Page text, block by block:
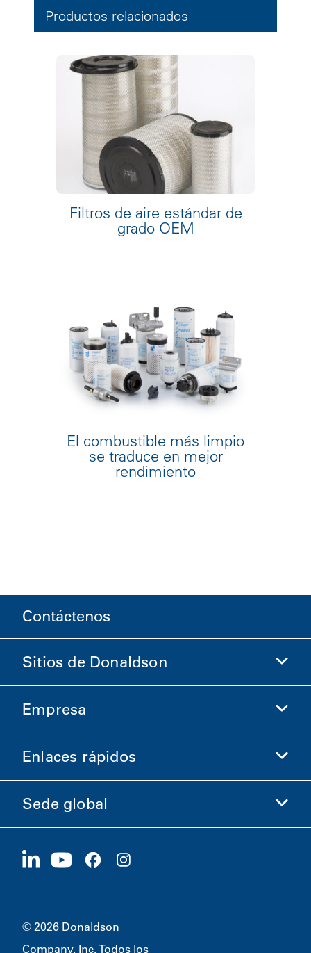
Productos relacionados
Filtros de aire estándar de
grado OEM
El combustible más limpio
se traduce en mejor
rendimiento
Contáctenos
Sitios de Donaldson
Donaldson Life Sciences
Comprar en Donaldson
Empresa
Información de la empresa
Ética y cumplimiento
Carreras
Enlaces rápidos
Inversionistas
Proveedores
Sostenibilidad
Sede global
1400 W 94th Street
© 2026 Donaldson
Company, Inc. Todos los